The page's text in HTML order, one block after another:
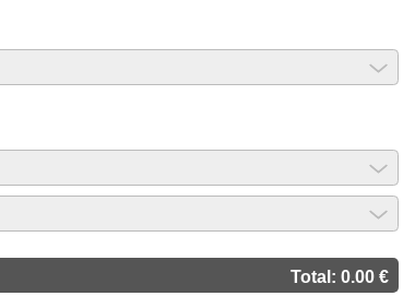
Total:0.00 €